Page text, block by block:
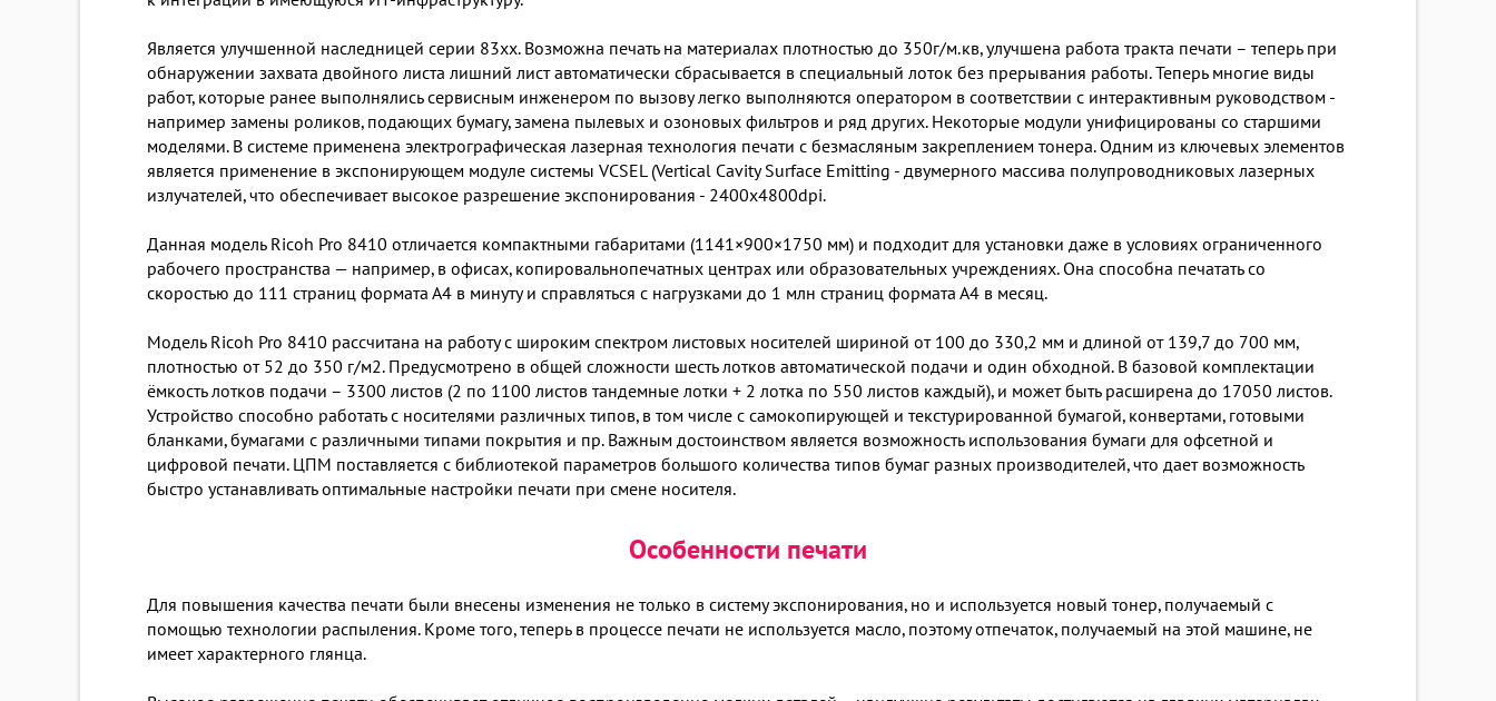
Является улучшенной наследницей серии 83хх. Возможна печать на материалах плотностью до 350г/м.кв, улучшена работа тракта печати – теперь при
обнаружении захвата двойного листа лишний лист автоматически сбрасывается в специальный лоток без прерывания работы. Теперь многие виды
работ, которые ранее выполнялись сервисным инженером по вызову легко выполняются оператором в соответствии с интерактивным руководством -
например замены роликов, подающих бумагу, замена пылевых и озоновых фильтров и ряд других. Некоторые модули унифицированы со старшими
моделями. В системе применена электрографическая лазерная технология печати с безмасляным закреплением тонера. Одним из ключевых элементов
является применение в экспонирующем модуле системы VCSEL (Vertical Cavity Surface Emitting - двумерного массива полупроводниковых лазерных
излучателей, что обеспечивает высокое разрешение экспонирования - 2400х4800dpi.
Данная модель Ricoh Pro 8410 отличается компактными габаритами (1141×900×1750 мм) и подходит для установки даже в условиях ограниченного
рабочего пространства — например, в офисах, копировальнопечатных центрах или образовательных учреждениях. Она способна печатать со
скоростью до 111 страниц формата А4 в минуту и справляться с нагрузками до 1 млн страниц формата А4 в месяц.
Модель Ricoh Pro 8410 рассчитана на работу с широким спектром листовых носителей шириной от 100 до 330,2 мм и длиной от 139,7 до 700 мм,
плотностью от 52 до 350 г/м2. Предусмотрено в общей сложности шесть лотков автоматической подачи и один обходной. В базовой комплектации
ёмкость лотков подачи – 3300 листов (2 по 1100 листов тандемные лотки + 2 лотка по 550 листов каждый), и может быть расширена до 17050 листов.
Устройство способно работать с носителями различных типов, в том числе с самокопирующей и текстурированной бумагой, конвертами, готовыми
бланками, бумагами с различными типами покрытия и пр. Важным достоинством является возможность использования бумаги для офсетной и
цифровой печати. ЦПМ поставляется с библиотекой параметров большого количества типов бумаг разных производителей, что дает возможность
быстро устанавливать оптимальные настройки печати при смене носителя.
Особенности печати
Для повышения качества печати были внесены изменения не только в систему экспонирования, но и используется новый тонер, получаемый с
помощью технологии распыления. Кроме того, теперь в процессе печати не используется масло, поэтому отпечаток, получаемый на этой машине, не
имеет характерного глянца.